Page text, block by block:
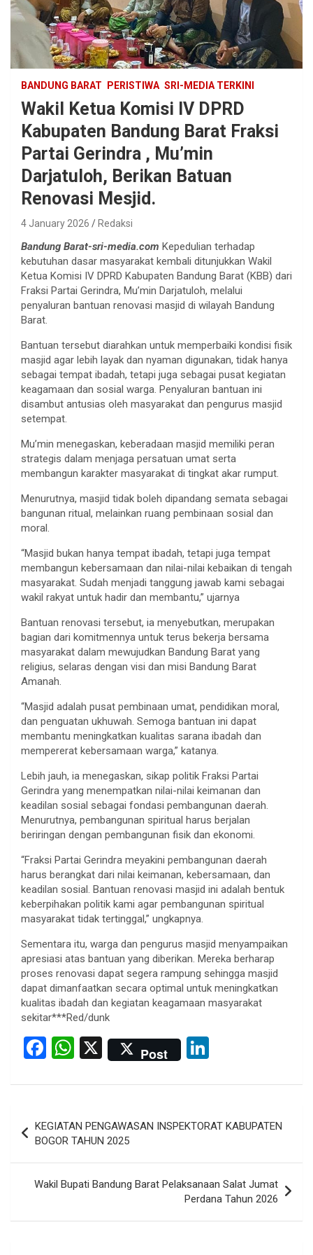
BANDUNG BARAT PERISTIWA SRI-MEDIA TERKINI
Wakil Ketua Komisi IV DPRD
Kabupaten Bandung Barat Fraksi
Partai Gerindra , Mu’min
Darjatuloh, Berikan Batuan
Renovasi Mesjid.
4 January 2026 Redaksi
Bandung Barat-sri-media.com Kepedulian terhadap
kebutuhan dasar masyarakat kembali ditunjukkan Wakil
Ketua Komisi IV DPRD Kabupaten Bandung Barat (KBB) dari
Fraksi Partai Gerindra, Mu’min Darjatuloh, melalui
penyaluran bantuan renovasi masjid di wilayah Bandung
Barat.
Bantuan tersebut diarahkan untuk memperbaiki kondisi fisik
masjid agar lebih layak dan nyaman digunakan, tidak hanya
sebagai tempat ibadah, tetapi juga sebagai pusat kegiatan
keagamaan dan sosial warga. Penyaluran bantuan ini
disambut antusias oleh masyarakat dan pengurus masjid
setempat.
Mu’min menegaskan, keberadaan masjid memiliki peran
strategis dalam menjaga persatuan umat serta
membangun karakter masyarakat di tingkat akar rumput.
Menurutnya, masjid tidak boleh dipandang semata sebagai
bangunan ritual, melainkan ruang pembinaan sosial dan
moral.
“Masjid bukan hanya tempat ibadah, tetapi juga tempat
membangun kebersamaan dan nilai-nilai kebaikan di tengah
masyarakat. Sudah menjadi tanggung jawab kami sebagai
wakil rakyat untuk hadir dan membantu,” ujarnya
Bantuan renovasi tersebut, ia menyebutkan, merupakan
bagian dari komitmennya untuk terus bekerja bersama
masyarakat dalam mewujudkan Bandung Barat yang
religius, selaras dengan visi dan misi Bandung Barat
Amanah.
“Masjid adalah pusat pembinaan umat, pendidikan moral,
dan penguatan ukhuwah. Semoga bantuan ini dapat
membantu meningkatkan kualitas sarana ibadah dan
mempererat kebersamaan warga,” katanya.
Lebih jauh, ia menegaskan, sikap politik Fraksi Partai
Gerindra yang menempatkan nilai-nilai keimanan dan
keadilan sosial sebagai fondasi pembangunan daerah.
Menurutnya, pembangunan spiritual harus berjalan
beriringan dengan pembangunan fisik dan ekonomi.
“Fraksi Partai Gerindra meyakini pembangunan daerah
harus berangkat dari nilai keimanan, kebersamaan, dan
keadilan sosial. Bantuan renovasi masjid ini adalah bentuk
keberpihakan politik kami agar pembangunan spiritual
masyarakat tidak tertinggal,” ungkapnya.
Sementara itu, warga dan pengurus masjid menyampaikan
apresiasi atas bantuan yang diberikan. Mereka berharap
proses renovasi dapat segera rampung sehingga masjid
dapat dimanfaatkan secara optimal untuk meningkatkan
kualitas ibadah dan kegiatan keagamaan masyarakat
sekitar***Red/dunk
F
ce
b
o
o
k
W
at
s
A
p
p
X Post
ke
dI
n
navigation
KEGIATAN PENGAWASAN INSPEKTORAT KABUPATEN
BOGOR TAHUN 2025
Wakil Bupati Bandung Barat Pelaksanaan Salat Jumat
Perdana Tahun 2026